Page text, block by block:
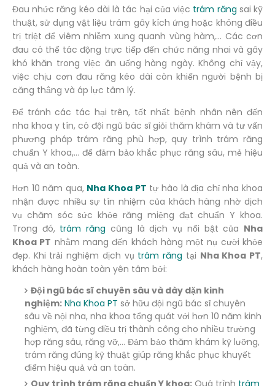
Đau nhức răng kéo dài là tác hại của việc trám răng sai kỹ
thuật, sử dụng vật liệu trám gây kích ứng hoặc không điều
trị triệt để viêm nhiễm xung quanh vùng hàm,… Các cơn
đau có thể tác động trực tiếp đến chức năng nhai và gây
khó khăn trong việc ăn uống hàng ngày. Không chỉ vậy,
việc chịu cơn đau răng kéo dài còn khiến người bệnh bị
căng thẳng và áp lực tâm lý.
Để tránh các tác hại trên, tốt nhất bệnh nhân nên đến
nha khoa y tín, có đội ngũ bác sĩ giỏi thăm khám và tư vấn
phương pháp trám răng phù hợp, quy trình trám răng
chuẩn Y khoa,… để đảm bảo khắc phục răng sâu, mẻ hiệu
quả và an toàn.
Hơn 10 năm qua, Nha Khoa PT tự hào là địa chỉ nha khoa
nhận được nhiều sự tín nhiệm của khách hàng nhờ dịch
vụ chăm sóc sức khỏe răng miệng đạt chuẩn Y khoa.
Trong đó, trám răng cũng là dịch vụ nổi bật của Nha
Khoa PT nhằm mang đến khách hàng một nụ cười khỏe
đẹp. Khi trải nghiệm dịch vụ trám răng tại Nha Khoa PT,
khách hàng hoàn toàn yên tâm bởi:
Đội ngũ bác sĩ chuyên sâu và dày dặn kinh
nghiệm: Nha Khoa PT sở hữu đội ngũ bác sĩ chuyên
sâu về nội nha, nha khoa tổng quát với hơn 10 năm kinh
nghiệm, đã từng điều trị thành công cho nhiều trường
hợp răng sâu, răng vỡ,… Đảm bảo thăm khám kỹ lưỡng,
trám răng đúng kỹ thuật giúp răng khắc phục khuyết
điểm hiệu quả và an toàn.
Quy trình trám răng chuẩn Y khoa: Quá trình trám